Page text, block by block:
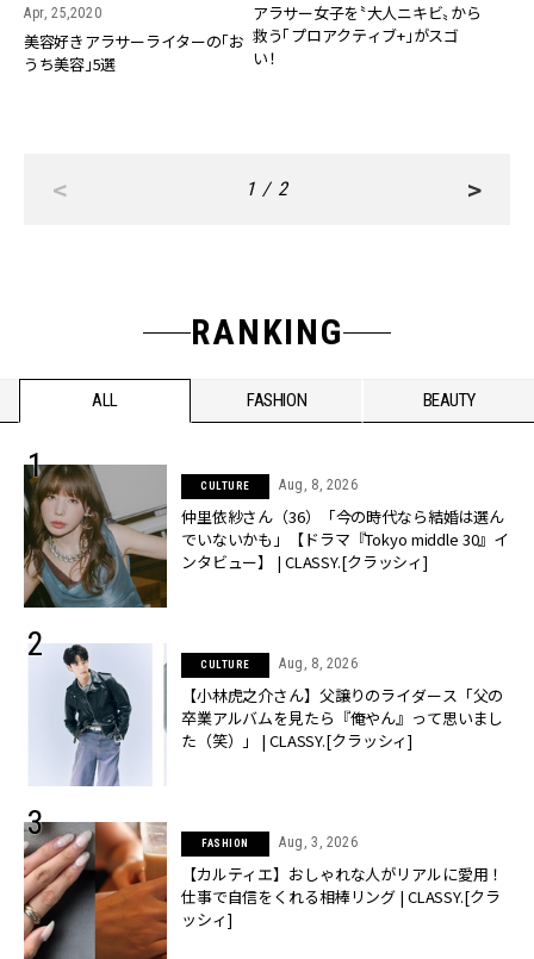
Apr, 25,2020
美容好きアラサーライターの「お
うち美容」5選
アラサー女子を〝大人ニキビ〟から
救う「プロアクティブ+」がスゴ
い！
< 1 / 2 >
RANKING
ALL FASHION BEAUTY
CULTURE Aug, 8, 2026
仲里依紗さん（36）「今の時代なら結婚は選ん
でいないかも」【ドラマ『Tokyo middle 30』イ
ンタビュー】 | CLASSY.[クラッシィ]
CULTURE Aug, 8, 2026
【小林虎之介さん】父譲りのライダース「父の
卒業アルバムを見たら『俺やん』って思いまし
た（笑）」 | CLASSY.[クラッシィ]
FASHION Aug, 3, 2026
【カルティエ】おしゃれな人がリアルに愛用！
仕事で自信をくれる相棒リング | CLASSY.[クラ
ッシィ]